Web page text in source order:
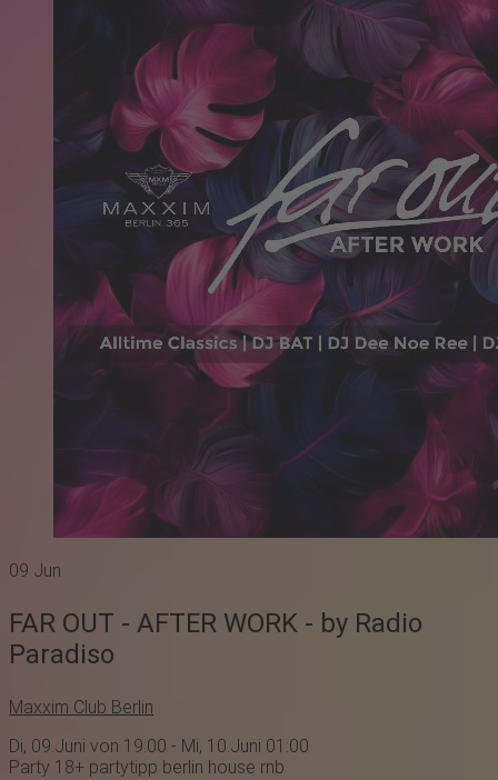
09 Jun
FAR OUT - AFTER WORK - by Radio
Paradiso
Maxxim Club Berlin
Di, 09.Juni von 19:00 - Mi, 10.Juni 01:00
Party 18+ partytipp berlin house rnb